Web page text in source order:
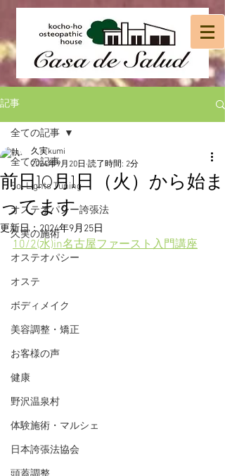
記事
全ての記事
Sol Lights Tuning
オステオパシー誇張法
久実の施術
オステオパシー
オステ
ボディメイク
美容調整・矯正
お客様の声
健康
野沢温泉村
体験施術・マルシェ
日本誇張法協会
全ての記事
前日10月1日（火）から始ま
ってます
久実kumi
2024年9月20日 読了時間: 2分
更新日：2024年9月25日
10/2(水)in名古屋ファースト入門講座